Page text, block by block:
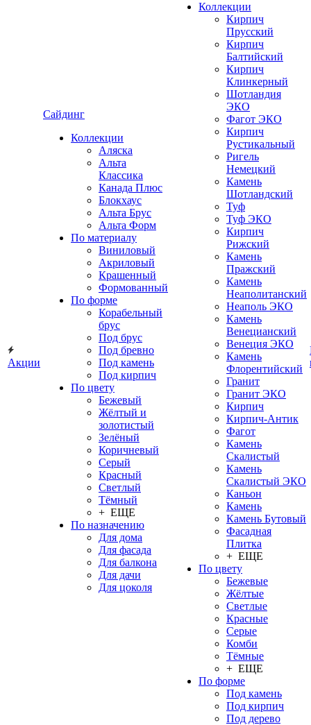
Акции
Сайдинг
Коллекции
Аляска
Альта
Классика
Канада Плюс
Блокхаус
Альта Брус
Альта Форм
По материалу
Виниловый
Акриловый
Крашенный
Формованный
По форме
Корабельный
брус
Под брус
Под бревно
Под камень
Под кирпич
По цвету
Бежевый
Жёлтый и
золотистый
Зелёный
Коричневый
Серый
Красный
Светлый
Тёмный
+ ЕЩЕ
По назначению
Для дома
Для фасада
Для балкона
Для дачи
Для цоколя
Коллекции
Кирпич
Прусский
Кирпич
Балтийский
Кирпич
Клинкерный
Шотландия
ЭКО
Фагот ЭКО
Кирпич
Рустикальный
Ригель
Немецкий
Камень
Шотландский
Туф
Туф ЭКО
Кирпич
Рижский
Камень
Пражский
Камень
Неаполитанский
Неаполь ЭКО
Камень
Венецианский
Венеция ЭКО
Камень
Флорентийский
Гранит
Гранит ЭКО
Кирпич
Кирпич-Антик
Фагот
Камень
Скалистый
Камень
Скалистый ЭКО
Каньон
Камень
Камень Бутовый
Фасадная
Плитка
+ ЕЩЕ
По цвету
Бежевые
Жёлтые
Светлые
Красные
Серые
Комби
Тёмные
+ ЕЩЕ
По форме
Под камень
Под кирпич
Под дерево